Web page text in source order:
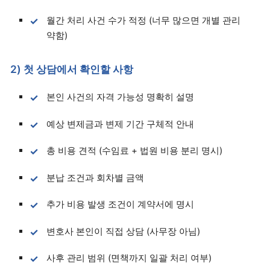
월간 처리 사건 수가 적정 (너무 많으면 개별 관리
약함)
2) 첫 상담에서 확인할 사항
본인 사건의 자격 가능성 명확히 설명
예상 변제금과 변제 기간 구체적 안내
총 비용 견적 (수임료 + 법원 비용 분리 명시)
분납 조건과 회차별 금액
추가 비용 발생 조건이 계약서에 명시
변호사 본인이 직접 상담 (사무장 아님)
사후 관리 범위 (면책까지 일괄 처리 여부)